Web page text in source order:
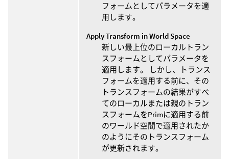
フォームとしてパラメータを適
用します。
Apply Transform in World Space
新しい最上位のローカルトラン
スフォームとしてパラメータを
適用します。 しかし、トランス
フォームを適用する前に、その
トランスフォームの結果がすべ
てのローカルまたは親のトラン
スフォームをPrimに適用する前
のワールド空間で適用されたか
のようにそのトランスフォーム
が更新されます。